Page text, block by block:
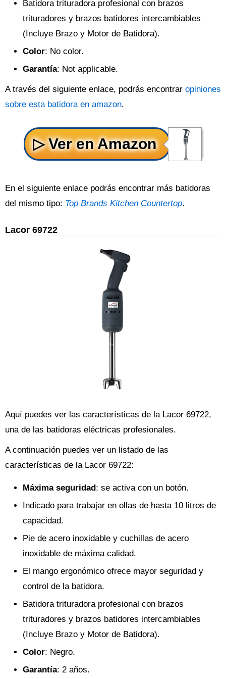
Batidora trituradora profesional con brazos
trituradores y brazos batidores intercambiables
(Incluye Brazo y Motor de Batidora).
Color: No color.
Garantía: Not applicable.
A través del siguiente enlace, podrás encontrar opiniones
sobre esta batidora en amazon.
En el siguiente enlace podrás encontrar más batidoras
del mismo tipo: Top Brands Kitchen Countertop.
Lacor 69722
Aquí puedes ver las características de la Lacor 69722,
una de las batidoras eléctricas profesionales.
A continuación puedes ver un listado de las
características de la Lacor 69722:
Máxima seguridad: se activa con un botón.
Indicado para trabajar en ollas de hasta 10 litros de
capacidad.
Pie de acero inoxidable y cuchillas de acero
inoxidable de máxima calidad.
El mango ergonómico ofrece mayor seguridad y
control de la batidora.
Batidora trituradora profesional con brazos
trituradores y brazos batidores intercambiables
(Incluye Brazo y Motor de Batidora).
Color: Negro.
Garantía: 2 años.